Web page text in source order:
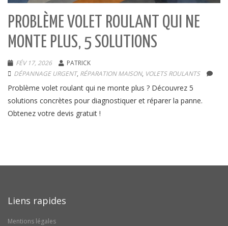
PROBLÈME VOLET ROULANT QUI NE
MONTE PLUS, 5 SOLUTIONS
FÉV 17, 2026
PATRICK
DÉPANNAGE URGENT, RÉPARATION MAISON, VOLETS ROULANTS
Problème volet roulant qui ne monte plus ? Découvrez 5
solutions concrètes pour diagnostiquer et réparer la panne.
Obtenez votre devis gratuit !
Liens rapides
Mentions légales